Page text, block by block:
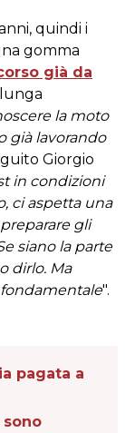
quindi i
gomma
già da
la moto
già lavorando
Giorgio
in condizioni
ci aspetta una
gli
siano la parte
dirlo. Ma
".
pagata a
sono